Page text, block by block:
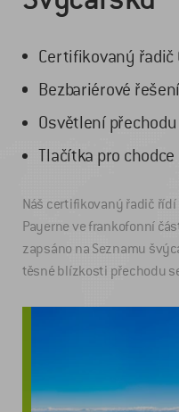
Certifikovaný řadič
Bezbariérové řešení
Osvětlení
Tlačítka pro chodce
Náš certifikovaný řadič
Payerne ve frankofonní
zapsáno na Seznamu
těsné blízkosti přechodu